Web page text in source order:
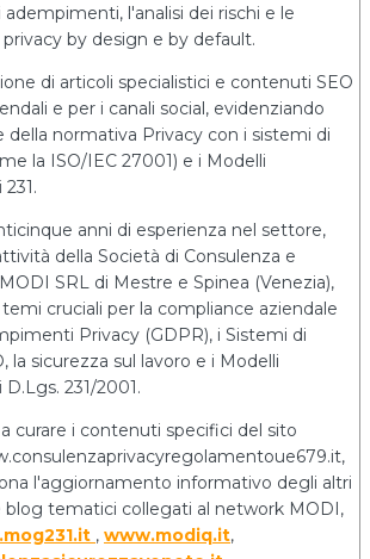
adempimenti, l'analisi dei rischi e le
by design e by default.
di articoli specialistici e contenuti SEO
e per i canali social, evidenziando
della normativa Privacy con i sistemi di
la ISO/IEC 27001) e i Modelli
anni di esperienza nel settore,
della Società di Consulenza e
SRL di Mestre e Spinea (Venezia),
cruciali per la compliance aziendale
Privacy (GDPR), i Sistemi di
la sicurezza sul lavoro e i Modelli
231/2001.
curare i contenuti specifici del sito
l'aggiornamento informativo degli altri
blog tematici collegati al network MODI,
, www.modiq.it,